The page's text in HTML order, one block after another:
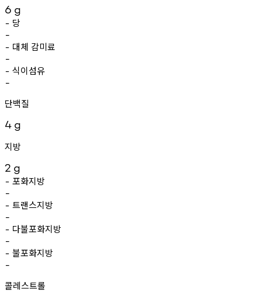
6 g
- 당
-
- 대체 감미료
-
- 식이섬유
-
단백질
4 g
지방
2 g
- 포화지방
-
- 트랜스지방
-
- 다불포화지방
-
- 불포화지방
-
콜레스트롤